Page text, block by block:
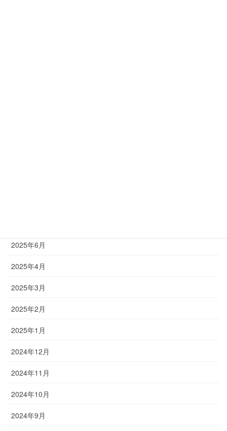
2025年6月
2025年4月
2025年3月
2025年2月
2025年1月
2024年12月
2024年11月
2024年10月
2024年9月